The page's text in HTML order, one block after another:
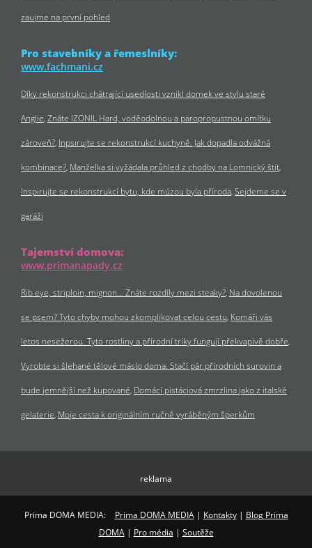
zaujme na první pohled
Pro stavebníky a řemeslníky:
www.fachmani.cz
Díky rekonstrukci chátrající usedlosti vznikl domek ve stylu staré
Anglie Znáte IZONIL Hard, voděodolnou a paropropustnou omítku
zároveň? Inpsirujte se rekonstrukcí kuchyně. Jak dopadla odvážná
kombinace? Manželka si vyžádala průhled z chodby na Lomnický štít
Inspirujte se rekonstrukcí bytu, kde múzou byla příroda Sejdeme se v
garáži
Tajemství domova:
www.primanapady.cz
Rib eye, striploin, mignon… Znáte rozdíly mezi steaky? Na dovolenou
se psem? Tyto chyby mohou zkomplikovat celou cestu Komáři vás
letos nesežerou. Tyto rostliny a přírodní triky fungují překvapivě dobře
Vyrobte si šlehané tělové máslo doma: Stačí pár přírodních surovin a
bude jemnější než kupované Domácí pistáciová zmrzlina jako z italské
gelaterie Moje cesta k originálním ručně vyráběným šperkům
reklama
Prima DOMA MEDIA: Prima DOMA MEDIA| Kontakty| Blog Prima
DOMA| Pro média | Soutěže